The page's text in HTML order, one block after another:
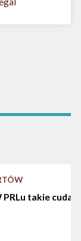
takie cuda